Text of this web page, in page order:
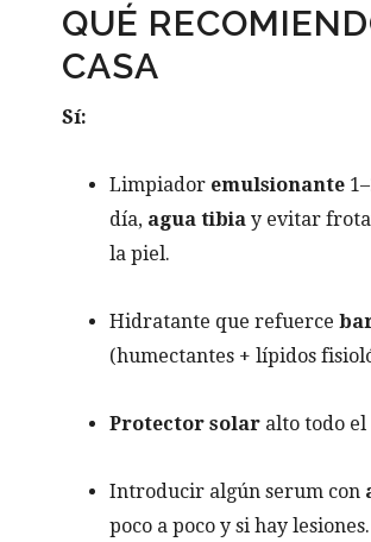
QUÉ
CASA
Sí:
Limpiador emulsionante
día, agua tibia y evitar
la piel.
Hidratante que refuerce
(humectantes + lípidos
Protector solar alto todo el
Introducir algún serum con
poco a poco y si hay lesiones.